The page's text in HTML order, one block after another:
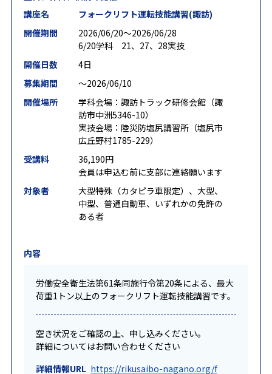
講座名
フォークリフト運転技能講習(諏訪)
開催期間
2026/06/20〜2026/06/28
6/20学科 21、27、28実技
開催日数
4日
募集期間
〜2026/06/10
開催場所
学科会場：諏訪トラック研修会館（諏
訪市中洲5346-10）
実技会場：陸災防塩尻講習所（塩尻市
広丘野村1785-229）
受講料
36,190円
会員は申込む前に支部に連絡願います
対象者
大型特殊（カタピラ車限定）、大型、
中型、普通自動車、いずれかの免許の
ある者
内容
労働安全衛生法第61条同施行令第20条による、最大
荷重1トン以上のフォークリフト運転技能講習です。
空き状況をご確認の上、申し込みください。
詳細についてはお問い合わせください
詳細情報URL https://rikusaibo-nagano.org/f